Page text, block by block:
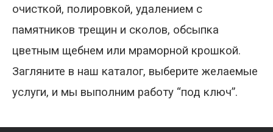
очисткой, полировкой, удалением с
памятников трещин и сколов, обсыпка
цветным щебнем или мраморной крошкой.
Загляните в наш каталог, выберите желаемые
услуги, и мы выполним работу “под ключ”.